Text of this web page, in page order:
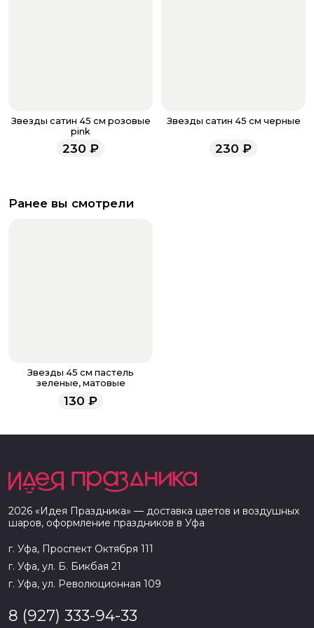
Звезды сатин 45 см розовые
pink
230 ₽
Звезды сатин 45 см черные
230 ₽
Ранее вы смотрели
Звезды 45 см пастель
зеленые, матовые
130 ₽
2026 «Идея Праздника» — доставка цветов и воздушных
шаров, оформление праздников в Уфа
г. Уфа, Проспект Октября 111
г. Уфа, ул. Б. Бикбая 21
г. Уфа, ул. Революционная 109
8 (927) 333-94-33